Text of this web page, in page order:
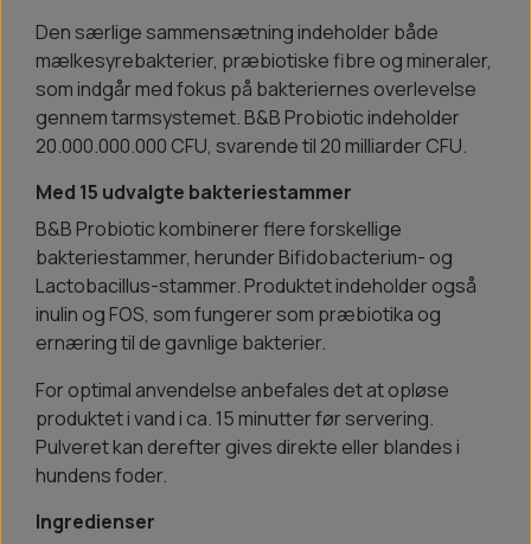
Den særlige sammensætning indeholder både
mælkesyrebakterier, præbiotiske fibre og mineraler,
som indgår med fokus på bakteriernes overlevelse
gennem tarmsystemet. B&B Probiotic indeholder
20.000.000.000 CFU, svarende til 20 milliarder CFU.
Med 15 udvalgte bakteriestammer
B&B Probiotic kombinerer flere forskellige
bakteriestammer, herunder Bifidobacterium- og
Lactobacillus-stammer. Produktet indeholder også
inulin og FOS, som fungerer som præbiotika og
ernæring til de gavnlige bakterier.
For optimal anvendelse anbefales det at opløse
produktet i vand i ca. 15 minutter før servering.
Pulveret kan derefter gives direkte eller blandes i
hundens foder.
Ingredienser